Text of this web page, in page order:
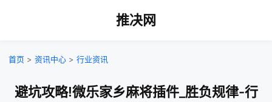
推决网
首页 > 资讯中心 > 行业资讯
避坑攻略!微乐家乡麻将插件_胜负规律-行